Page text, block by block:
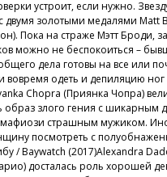
устроит, если нужно.
двумя золотыми медалями Matt
Пока на страже Мэтт Броди,
можно не беспокоиться –
дела готовы на все или
вовремя одеть и депиляцию ног
Chopra (Приянка Чопра)
образ злого гения с шикарным
мафиози страшным мужиком.
посмотреть с
Alexandra
досталась роль хорошей